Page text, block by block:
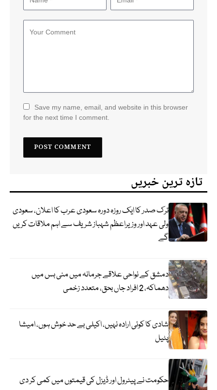
Save my name, email, and website in this browser
for the next time I comment.
تازہ ترین خبریں
ترک صدر کا ایک روزہ دورہ سعودی عرب کا اعلان، سعودی
ولی عہد اور وزیراعظم شہباز شریف سے اہم ملاقات کریں
گے
دمشق کے نواحی علاقے جرمانہ میں منی بس میں
دھماکہ، 2 افراد جاں بحق، متعدد زخمی
شادی کا کوئی ارادہ نہیں، اکیلی بے حد خوش ہوں، امیشا
پٹیل
حکومت نے پیٹرول اور ڈیزل کی قیمتوں میں کمی کر دی